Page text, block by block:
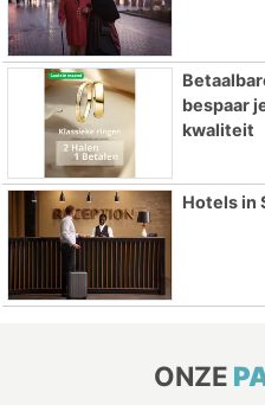
bespaar
kwaliteit
Hotels in
ONZE